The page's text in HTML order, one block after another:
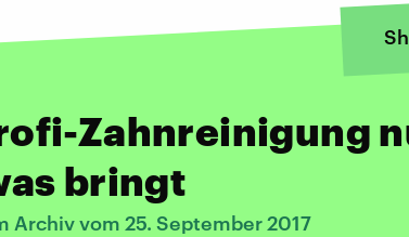
Zahnreinigung
bringt
Archiv vom 25. September 2017